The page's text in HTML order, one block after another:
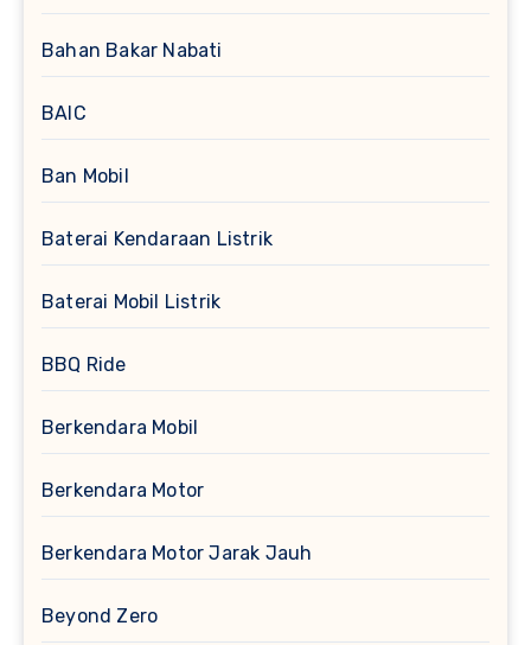
Bahan Bakar Nabati
BAIC
Ban Mobil
Baterai Kendaraan Listrik
Baterai Mobil Listrik
BBQ Ride
Berkendara Mobil
Berkendara Motor
Berkendara Motor Jarak Jauh
Beyond Zero